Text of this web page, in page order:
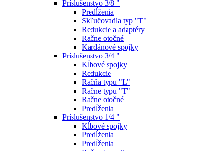
Príslušenstvo 3/8 "
Predĺženia
Skľučovadla typ "T"
Redukcie a adaptéry
Račne otočné
Kardánové spojky
Príslušenstvo 3/4 "
Kĺbové spojky
Redukcie
Račňa typu "L"
Račne typu "T"
Račne otočné
Predĺženia
Príslušenstvo 1/4 "
Kĺbové spojky
Predĺženia
Predĺženia